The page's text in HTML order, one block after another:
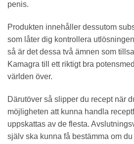
penis.
Produkten innehåller dessutom
som låter dig kontrollera
så är det dessa två ämnen som
Kamagra till ett riktigt bra
världen över.
Därutöver så slipper du recept när
möjligheten att kunna handla
uppskattas av de flesta.
själv ska kunna få bestämma om